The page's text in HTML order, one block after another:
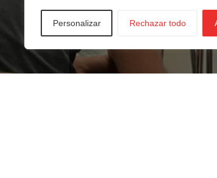
Personalizar Rechazar todo
¿Buscas empleo?